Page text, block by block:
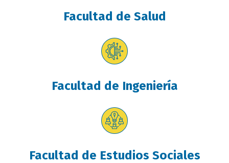
Facultad de Salud
Facultad de Ingeniería
Facultad de Estudios Sociales